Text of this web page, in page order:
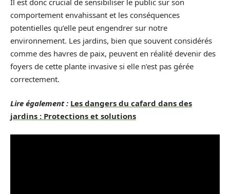
comportement envahissant et les conséquences
potentielles qu’elle peut engendrer sur notre
environnement. Les jardins, bien que souvent considérés
comme des havres de paix, peuvent en réalité devenir des
foyers de cette plante invasive si elle n’est pas gérée
correctement.
Lire également : Les dangers du cafard dans des
jardins : Protections et solutions